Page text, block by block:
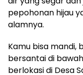
pepohonan hijau
alamnya.
Kamu bisa mandi,
bersantai di
berlokasi di Desa